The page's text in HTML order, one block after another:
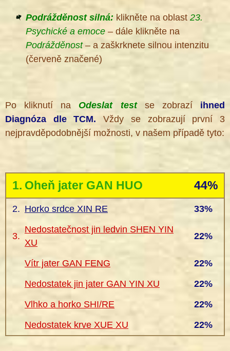
Podrážděnost silná: klikněte na oblast 23.
Psychické a emoce – dále klikněte na
Podrážděnost – a zaškrknete silnou intenzitu
(červeně značené)
Po kliknutí na Odeslat test se zobrazí ihned
Diagnóza dle TCM. Vždy se zobrazují první 3
nejpravděpodobnější možnosti, v našem případě tyto:
1. Oheň jater GAN HUO 44%
2. Horko srdce XIN RE 33%
3.
Nedostatečnost jin ledvin SHEN YIN
XU
22%
Vítr jater GAN FENG
22%
Nedostatek jin jater GAN YIN XU
22%
Vlhko a horko SHI/RE
22%
Nedostatek krve XUE XU
22%